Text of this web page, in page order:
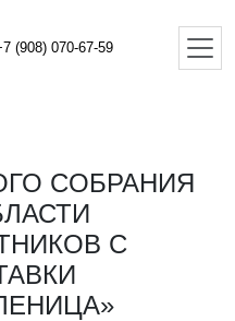
(908) 070-67-59
CОБРАНИЯ
С